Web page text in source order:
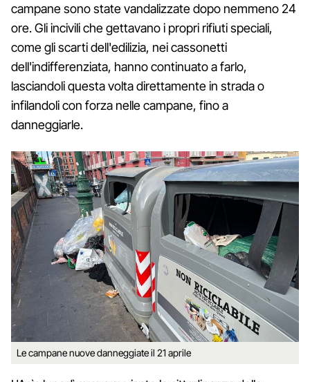
campane sono state vandalizzate dopo nemmeno 24
ore. Gli incivili che gettavano i propri rifiuti speciali,
come gli scarti dell'edilizia, nei cassonetti
dell'indifferenziata, hanno continuato a farlo,
lasciandoli questa volta direttamente in strada o
infilandoli con forza nelle campane, fino a
danneggiarle.
Le campane nuove danneggiate il 21 aprile